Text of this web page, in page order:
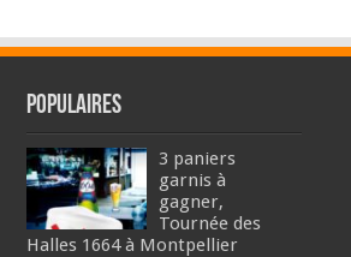
Populaires
3 paniers
garnis à
gagner,
Tournée des
Halles 1664 à Montpellier